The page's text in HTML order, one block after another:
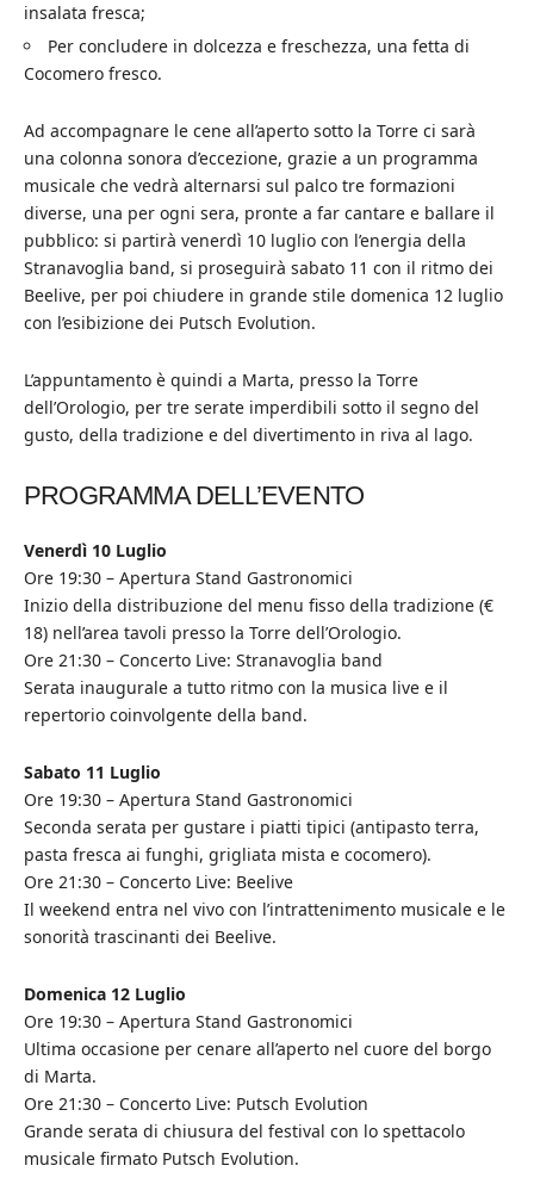
insalata fresca;
Per concludere in dolcezza e freschezza, una fetta di
Cocomero fresco.
Ad accompagnare le cene all’aperto sotto la Torre ci sarà
una colonna sonora d’eccezione, grazie a un programma
musicale che vedrà alternarsi sul palco tre formazioni
diverse, una per ogni sera, pronte a far cantare e ballare il
pubblico: si partirà venerdì 10 luglio con l’energia della
Stranavoglia band, si proseguirà sabato 11 con il ritmo dei
Beelive, per poi chiudere in grande stile domenica 12 luglio
con l’esibizione dei Putsch Evolution.
L’appuntamento è quindi a Marta, presso la Torre
dell’Orologio, per tre serate imperdibili sotto il segno del
gusto, della tradizione e del divertimento in riva al lago.
PROGRAMMA DELL’EVENTO
Venerdì 10 Luglio
Ore 19:30 – Apertura Stand Gastronomici
Inizio della distribuzione del menu fisso della tradizione (€
18) nell’area tavoli presso la Torre dell’Orologio.
Ore 21:30 – Concerto Live: Stranavoglia band
Serata inaugurale a tutto ritmo con la musica live e il
repertorio coinvolgente della band.
Sabato 11 Luglio
Ore 19:30 – Apertura Stand Gastronomici
Seconda serata per gustare i piatti tipici (antipasto terra,
pasta fresca ai funghi, grigliata mista e cocomero).
Ore 21:30 – Concerto Live: Beelive
Il weekend entra nel vivo con l’intrattenimento musicale e le
sonorità trascinanti dei Beelive.
Domenica 12 Luglio
Ore 19:30 – Apertura Stand Gastronomici
Ultima occasione per cenare all’aperto nel cuore del borgo
di Marta.
Ore 21:30 – Concerto Live: Putsch Evolution
Grande serata di chiusura del festival con lo spettacolo
musicale firmato Putsch Evolution.